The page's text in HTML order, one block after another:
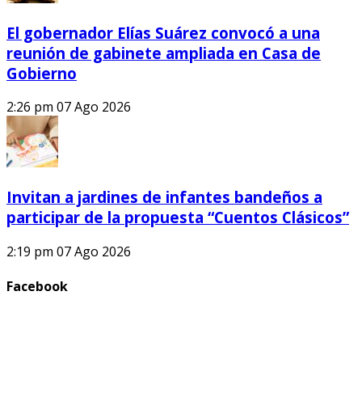
El gobernador Elías Suárez convocó a una
reunión de gabinete ampliada en Casa de
Gobierno
2:26 pm 07 Ago 2026
Invitan a jardines de infantes bandeños a
participar de la propuesta “Cuentos Clásicos”
2:19 pm 07 Ago 2026
Facebook